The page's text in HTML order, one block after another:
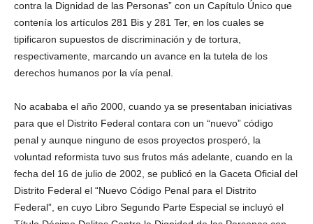
contra la Dignidad de las Personas” con un Capítulo Único que
contenía los artículos 281 Bis y 281 Ter, en los cuales se
tipificaron supuestos de discriminación y de tortura,
respectivamente, marcando un avance en la tutela de los
derechos humanos por la vía penal.
No acababa el año 2000, cuando ya se presentaban iniciativas
para que el Distrito Federal contara con un “nuevo” código
penal y aunque ninguno de esos proyectos prosperó, la
voluntad reformista tuvo sus frutos más adelante, cuando en la
fecha del 16 de julio de 2002, se publicó en la Gaceta Oficial del
Distrito Federal el “Nuevo Código Penal para el Distrito
Federal”, en cuyo Libro Segundo Parte Especial se incluyó el